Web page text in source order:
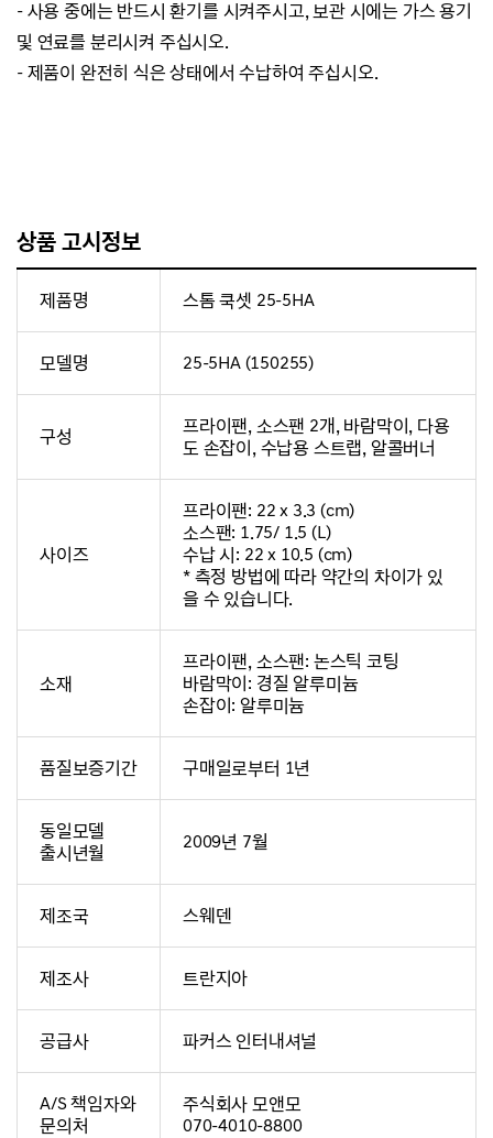
- 사용 중에는 반드시 환기를 시켜주시고, 보관 시에는 가스 용기
및 연료를 분리시켜 주십시오.
- 제품이 완전히 식은 상태에서 수납하여 주십시오.
상품 고시정보
제품명 스톰 쿡셋 25-5HA
모델명 25-5HA (150255)
구성
프라이팬, 소스팬 2개, 바람막이, 다용
도 손잡이, 수납용 스트랩, 알콜버너
사이즈
프라이팬: 22 x 3.3 (cm)
소스팬: 1.75/ 1.5 (L)
수납 시: 22 x 10.5 (cm)
* 측정 방법에 따라 약간의 차이가 있
을 수 있습니다.
소재
프라이팬, 소스팬: 논스틱 코팅
바람막이: 경질 알루미늄
손잡이: 알루미늄
품질보증기간 구매일로부터 1년
동일모델
출시년월
2009년 7월
제조국 스웨덴
제조사 트란지아
공급사 파커스 인터내셔널
A/S 책임자와
문의처
주식회사 모앤모
070-4010-8800